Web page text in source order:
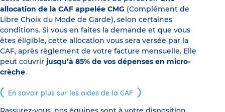
allocation de la CAF appelée CMG (Complément de
Libre Choix du Mode de Garde), selon certaines
conditions. Si vous en faites la demande et que vous
êtes éligible, cette allocation vous sera versée par la
CAF, après règlement de votre facture mensuelle. Elle
peut couvrir jusqu’à 85% de vos dépenses en micro-
crèche.
En savoir plus sur les aides de la CAF